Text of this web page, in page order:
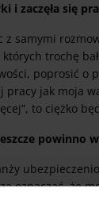
i zaczęła się
samymi
trochę
poprosić o
jak moja
to ciężko
powinno
oznaczać, że